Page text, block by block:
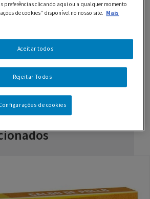
Pratos de Arroz
preferências clicando aqui ou a qualquer momento
de cookies" disponível no nosso site. Mais
Rejeitar Todos
Aceitar todos
de cookies